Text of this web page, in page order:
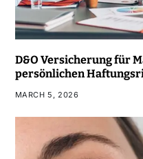
D&O Versicherung für
persönlichen
MARCH 5, 2026